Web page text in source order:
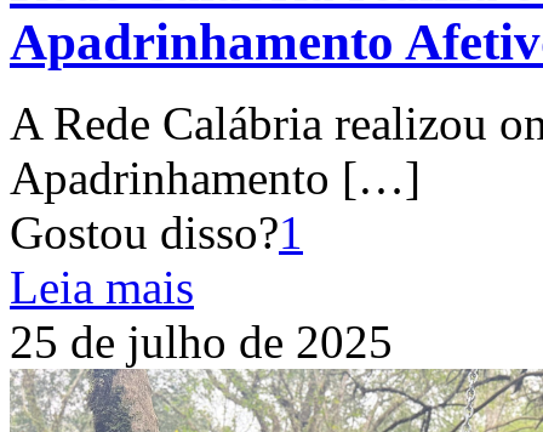
Apadrinhamento
A Rede Calábria realizou
Apadrinhamento […]
Gostou disso?1
Leia mais
25 de julho de 2025